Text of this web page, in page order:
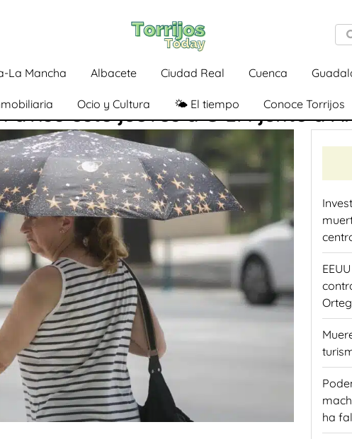
La Mancha Albacete Ciudad Real Cuenca
Ocio y Cultura 🌤️ El tiempo Conoce Torrijos
aviso este jueves a C-LM junto a
ha